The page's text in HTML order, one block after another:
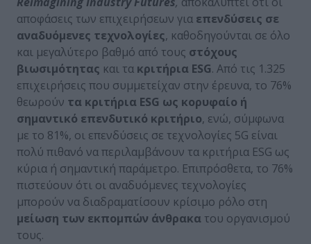
αποφάσεις των επιχειρήσεων για επενδύσεις σε
αναδυόμενες τεχνολογίες, καθοδηγούνται σε όλο
και μεγαλύτερο βαθμό από τους στόχους
βιωσιμότητας και τα κριτήρια ESG. Από τις 1.325
επιχειρήσεις που συμμετείχαν στην έρευνα, το 76%
θεωρούν τα κριτήρια ESG ως κορυφαίο ή
σημαντικό επενδυτικό κριτήριο, ενώ, σύμφωνα
με το 81%, οι επενδύσεις σε τεχνολογίες 5G είναι
πολύ πιθανό να περιλαμβάνουν τα κριτήρια ESG ως
κύρια ή σημαντική παράμετρο. Επιπρόσθετα, το 76%
πιστεύουν ότι οι αναδυόμενες τεχνολογίες
μπορούν να διαδραματίσουν κρίσιμο ρόλο στη
μείωση των εκπομπών άνθρακα του οργανισμού
τους.